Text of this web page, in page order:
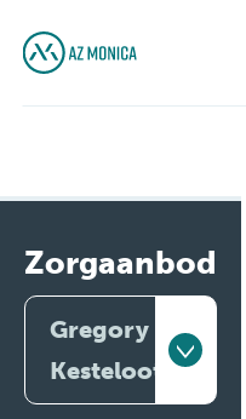
Zorgaanbod
Gregory
Kesteloot